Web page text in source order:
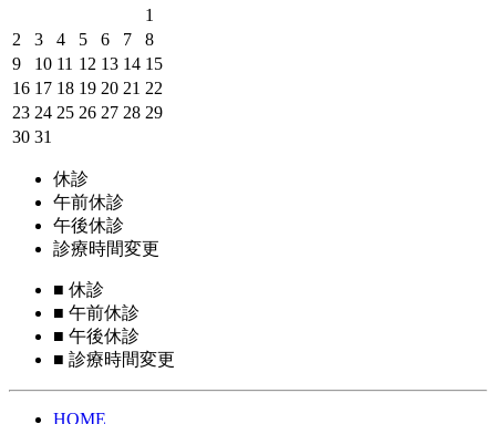
1
2
3 4 5 6 7
8
9
10 11 12 13 14 15
16 17 18 19 20 21 22
23 24 25 26 27 28 29
30 31
休診
午前休診
午後休診
診療時間変更
■ 休診
■ 午前休診
■ 午後休診
■ 診療時間変更
HOME